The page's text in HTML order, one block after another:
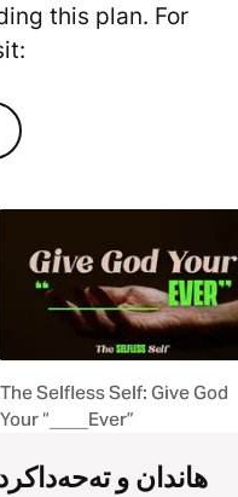
this plan. For
The Selfless Self: Give God
Your “____Ever”
هاندان و